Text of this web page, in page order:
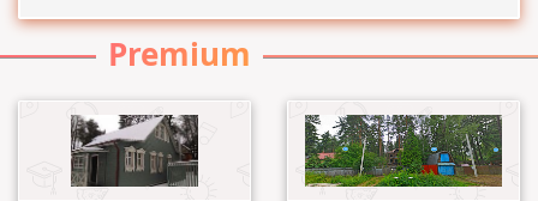
Premium
Это историческое
местечко, где уединялся
сам поэт и любил собирать
своих
единомышленников,-
20 января 2007 года
состоялось официальное
открытие частного музея в
Клязьме! На открытии
музея б...